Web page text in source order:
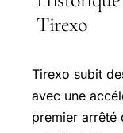
Tirexo
Tirexo subit
avec une
premier arrêté